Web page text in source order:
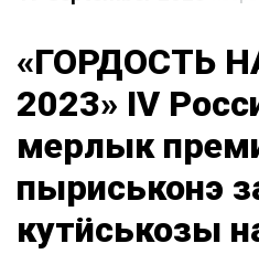
«ГОРДОСТЬ
2023» IV
мерлык
пыриськонэ
кутӥськозы